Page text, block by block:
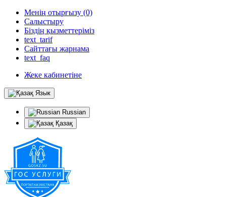
Менің отырғызу (0)
Салыстыру
Біздің қызметтеріміз
text_tarif
Сайттағы жарнама
text_faq
Жеке кабинетіне
Язык
Russian
Қазақ